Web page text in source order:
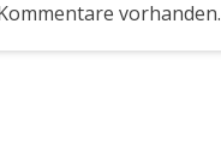
vorhanden.